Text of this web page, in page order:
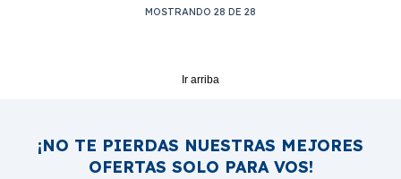
MOSTRANDO 28 DE 28
Ir arriba
¡NO TE PIERDAS NUESTRAS MEJORES
OFERTAS SOLO PARA VOS!